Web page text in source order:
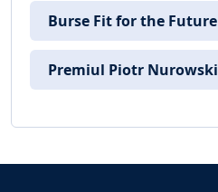
Burse Fit for the Future
Premiul Piotr Nurowski